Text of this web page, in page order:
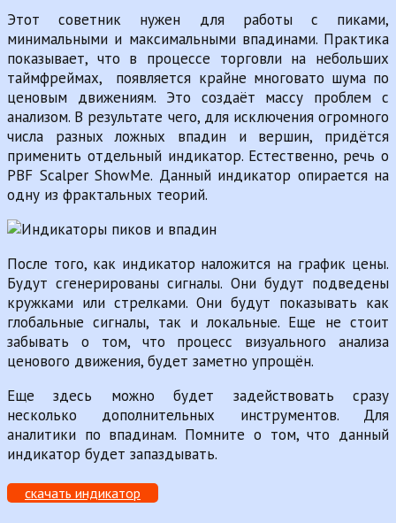
Этот советник нужен для работы с пиками,
минимальными и максимальными впадинами. Практика
показывает, что в процессе торговли на небольших
таймфреймах, появляется крайне многовато шума по
ценовым движениям. Это создаёт массу проблем с
анализом. В результате чего, для исключения огромного
числа разных ложных впадин и вершин, придётся
применить отдельный индикатор. Естественно, речь о
PBF Scalper ShowMe. Данный индикатор опирается на
одну из фрактальных теорий.
После того, как индикатор наложится на график цены.
Будут сгенерированы сигналы. Они будут подведены
кружками или стрелками. Они будут показывать как
глобальные сигналы, так и локальные. Еще не стоит
забывать о том, что процесс визуального анализа
ценового движения, будет заметно упрощён.
Еще здесь можно будет задействовать сразу
несколько дополнительных инструментов. Для
аналитики по впадинам. Помните о том, что данный
индикатор будет запаздывать.
скачать индикатор